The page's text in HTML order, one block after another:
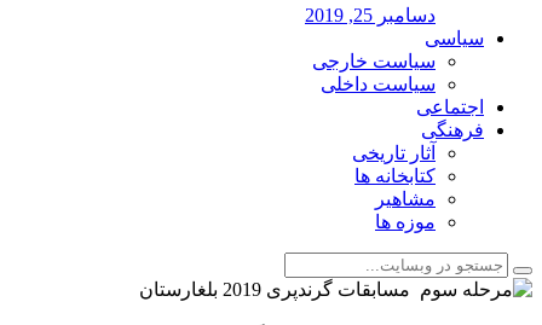
دسامبر 25, 2019
سیاسی
سیاست خارجی
سیاست داخلی
اجتماعی
فرهنگی
آثار تاریخی
کتابخانه ها
مشاهیر
موزه ها